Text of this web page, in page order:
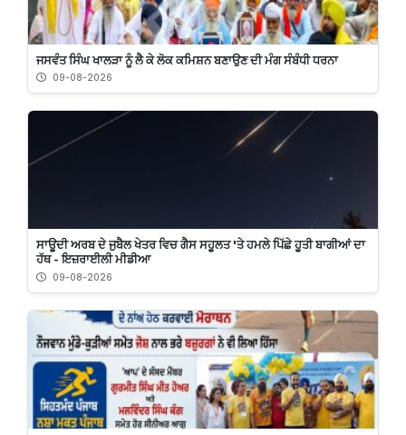
ਜਸਵੰਤ ਸਿੰਘ ਖਾਲੜਾ ਨੂੰ ਲੈ ਕੇ ਲੋਕ ਕਮਿਸ਼ਨ ਬਣਾਉਣ ਦੀ ਮੰਗ ਸੰਬੰਧੀ ਧਰਨਾ
09-08-2026
ਸਾਊਦੀ ਅਰਬ ਦੇ ਜੁਬੈਲ ਖੇਤਰ ਵਿਚ ਗੈਸ ਸਹੂਲਤ 'ਤੇ ਹਮਲੇ ਪਿੱਛੇ ਹੂਤੀ ਬਾਗੀਆਂ ਦਾ
ਹੱਥ - ਇਜ਼ਰਾਈਲੀ ਮੀਡੀਆ
09-08-2026